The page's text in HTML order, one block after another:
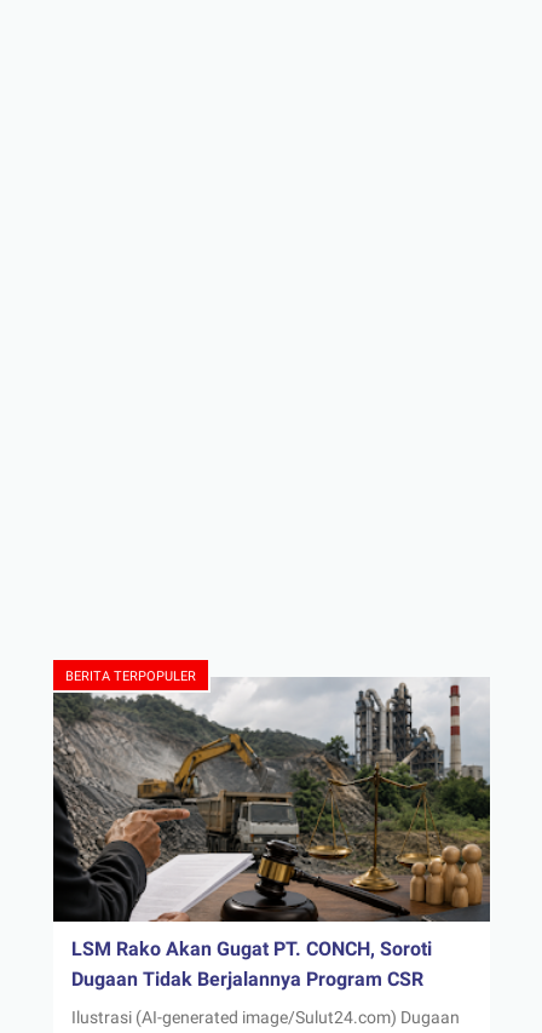
BERITA TERPOPULER
LSM Rako Akan Gugat PT. CONCH, Soroti
Dugaan Tidak Berjalannya Program CSR
Ilustrasi (AI-generated image/Sulut24.com) Dugaan